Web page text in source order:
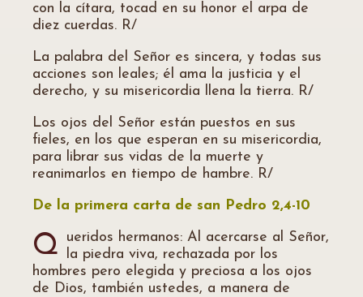
con la cítara, tocad en su honor el arpa de
diez cuerdas. R/
La palabra del Señor es sincera, y todas sus
acciones son leales; él ama la justicia y el
derecho, y su misericordia llena la tierra. R/
Los ojos del Señor están puestos en sus
fieles, en los que esperan en su misericordia,
para librar sus vidas de la muerte y
reanimarlos en tiempo de hambre. R/
De la primera carta de san Pedro 2,4-10
Q
ueridos hermanos: Al acercarse al Señor,
la piedra viva, rechazada por los
hombres pero elegida y preciosa a los ojos
de Dios, también ustedes, a manera de